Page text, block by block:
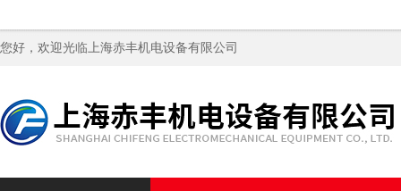
您好，欢迎光临上海赤丰机电设备有限公司